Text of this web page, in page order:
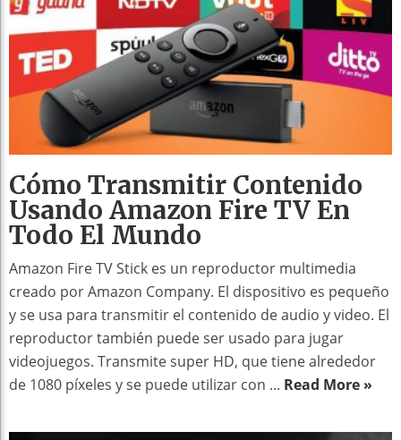
Cómo Transmitir Contenido
Usando Amazon Fire TV En
Todo El Mundo
Amazon Fire TV Stick es un reproductor multimedia
creado por Amazon Company. El dispositivo es pequeño
y se usa para transmitir el contenido de audio y video. El
reproductor también puede ser usado para jugar
videojuegos. Transmite super HD, que tiene alrededor
de 1080 píxeles y se puede utilizar con ... Read More »